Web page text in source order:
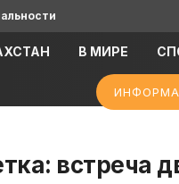
В МИРЕ
встреча